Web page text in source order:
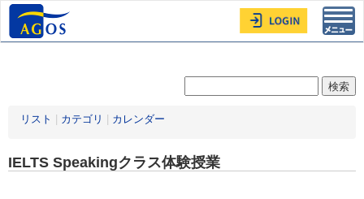
リスト カテゴリ カレンダー
IELTS Speakingクラス体験授業